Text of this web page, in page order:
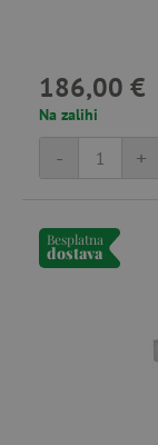
186,00 €
Na zalihi
+
-
Besplatna
dostava